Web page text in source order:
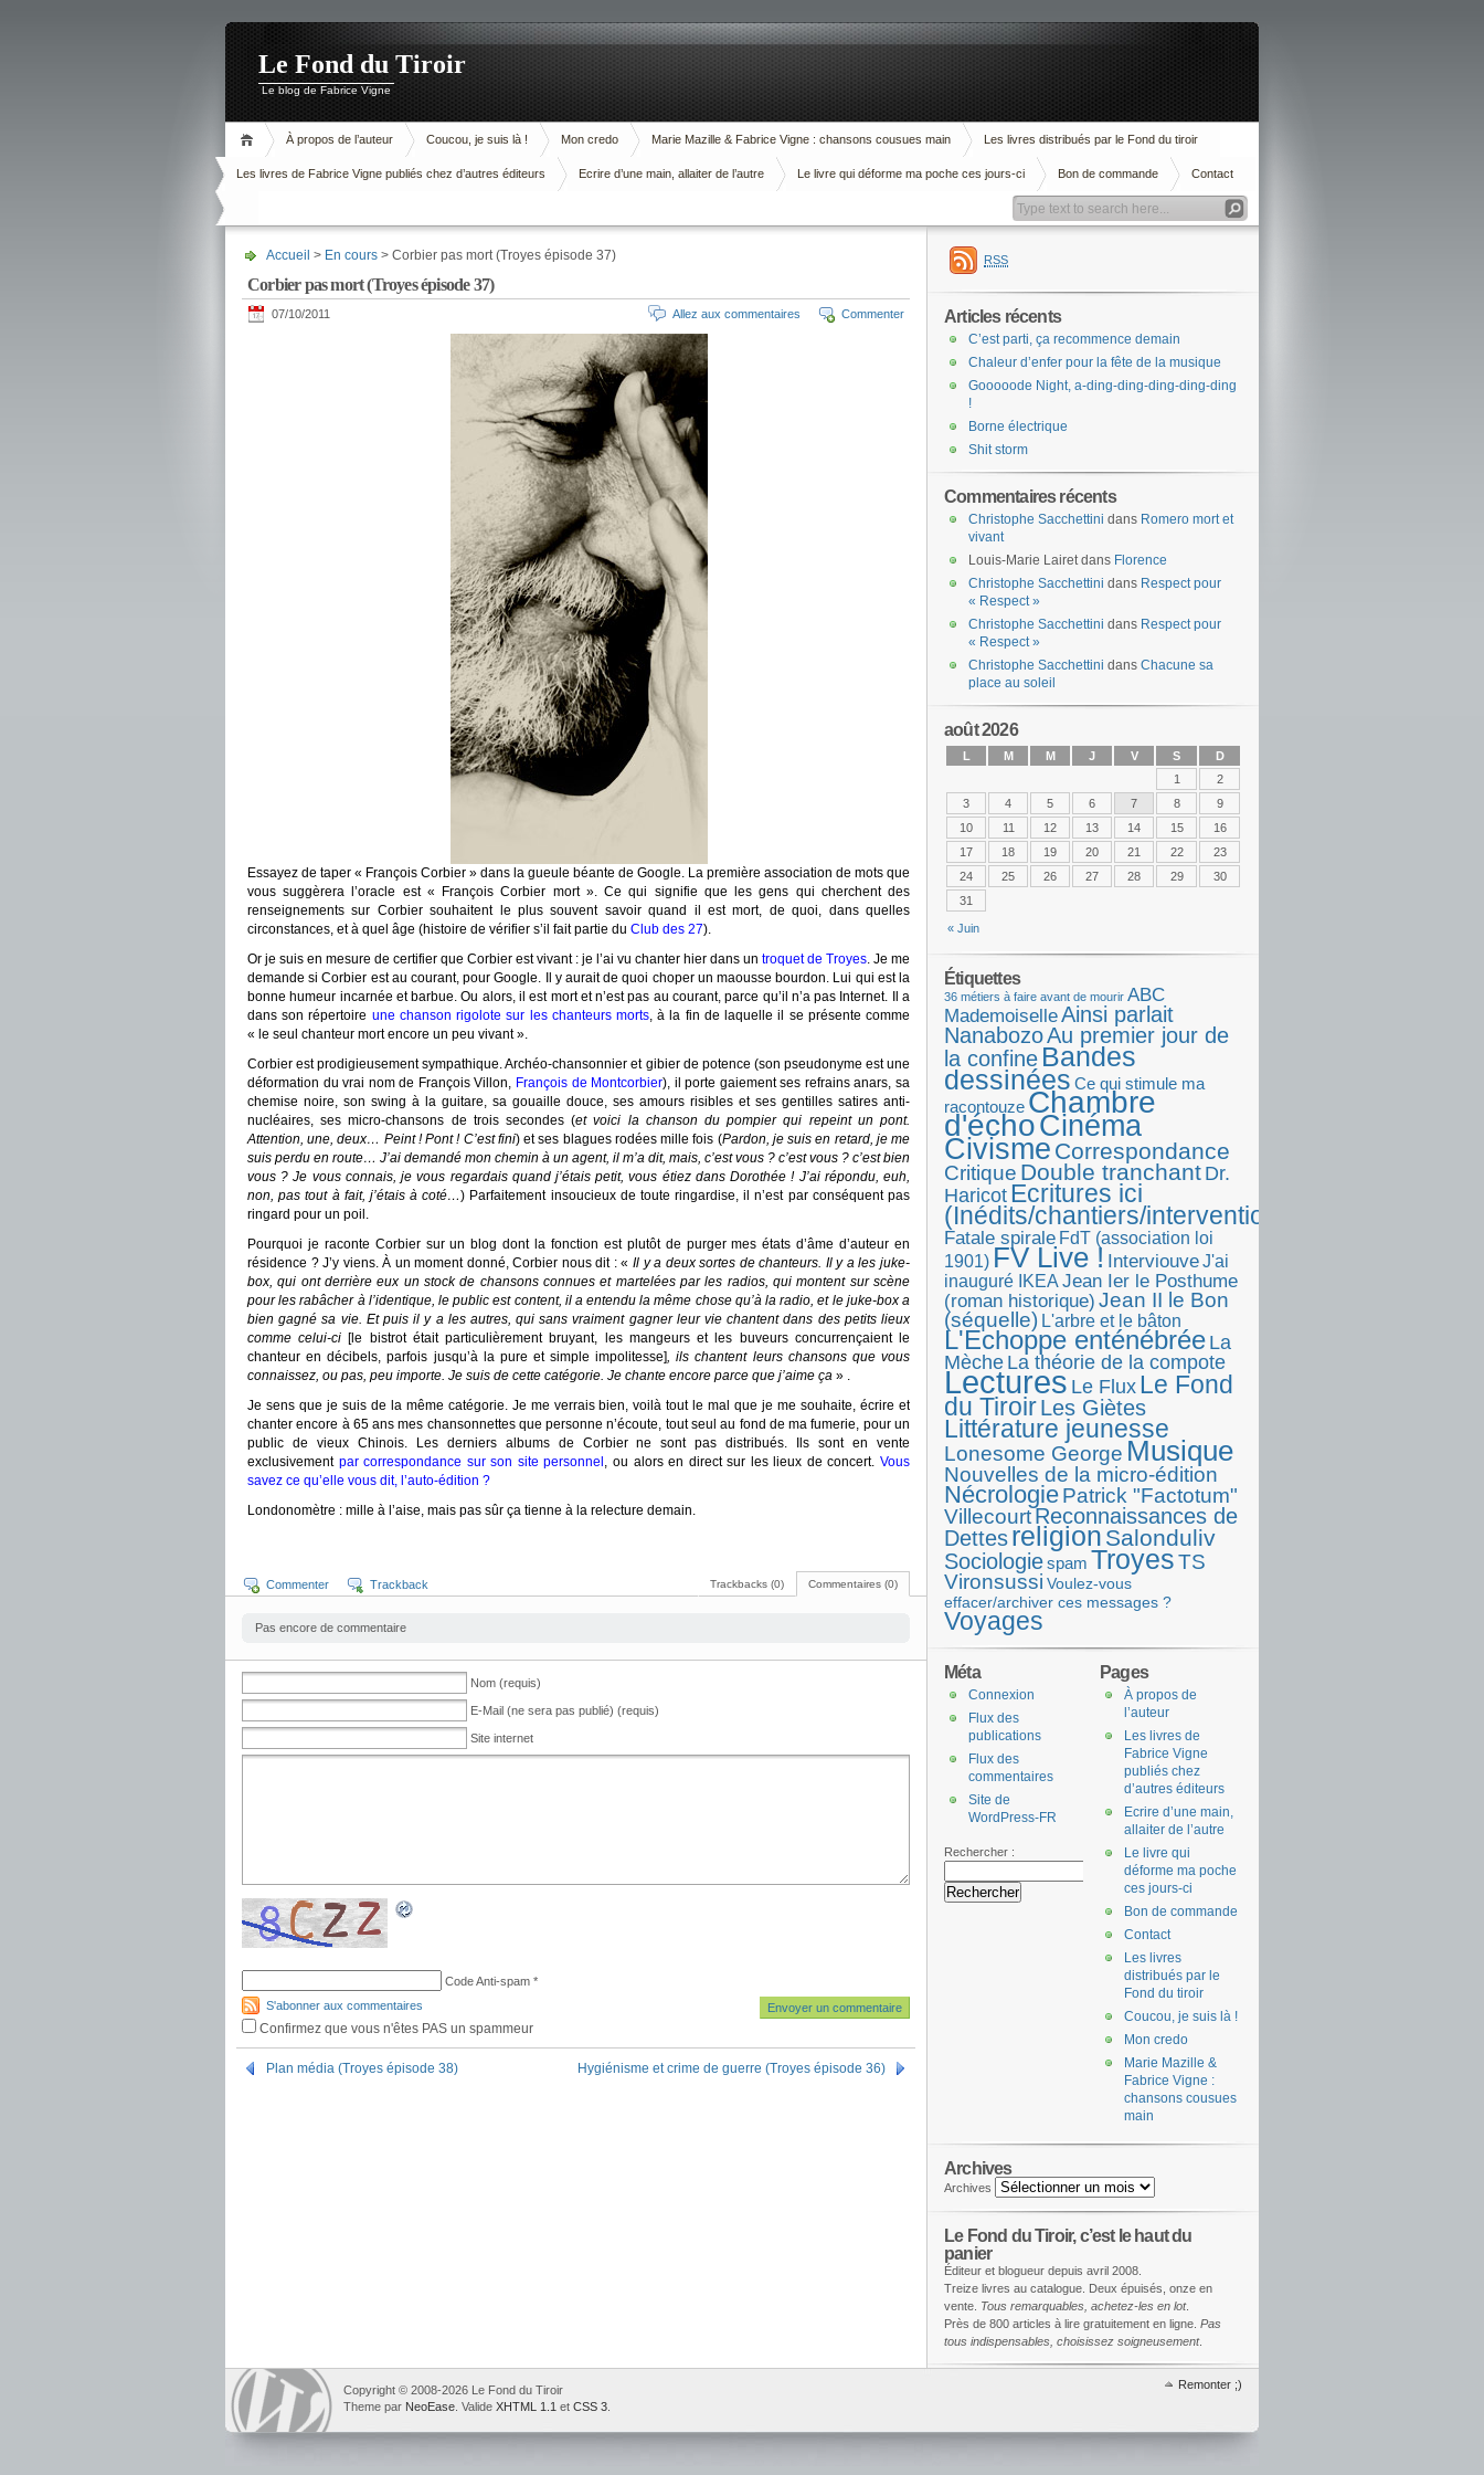
Le Fond du Tiroir
Le blog de Fabrice Vigne
À propos de l’auteur Coucou, je suis là ! Mon credo Marie Mazille & Fabrice Vigne : chansons cousues main Les livres distribués par le Fond du tiroir
Les livres de Fabrice Vigne publiés chez d’autres éditeurs Ecrire d’une main, allaiter de l’autre Le livre qui déforme ma poche ces jours-ci Bon de commande Contact
Accueil > En cours > Corbier pas mort (Troyes épisode 37)
Corbier pas mort (Troyes épisode 37)
07/10/2011 Commenter
Allez aux commentaires
Essayez de taper « François Corbier » dans la gueule béante de Google. La première association de mots que
vous suggèrera l’oracle est « François Corbier mort ». Ce qui signifie que les gens qui cherchent des
renseignements sur Corbier souhaitent le plus souvent savoir quand il est mort, de quoi, dans quelles
circonstances, et à quel âge (histoire de vérifier s’il fait partie du Club des 27).
Or je suis en mesure de certifier que Corbier est vivant : je l’ai vu chanter hier dans un troquet de Troyes. Je me
demande si Corbier est au courant, pour Google. Il y aurait de quoi choper un maousse bourdon. Lui qui est la
bonne humeur incarnée et barbue. Ou alors, il est mort et n’est pas au courant, parce qu’il n’a pas Internet. Il a
dans son répertoire une chanson rigolote sur les chanteurs morts, à la fin de laquelle il se présente comme
« le seul chanteur mort encore un peu vivant ».
Corbier est prodigieusement sympathique. Archéo-chansonnier et gibier de potence (son pseudonyme est une
déformation du vrai nom de François Villon, François de Montcorbier), il porte gaiement ses refrains anars, sa
chemise noire, son swing à la guitare, sa gouaille douce, ses amours risibles et ses gentilles satires anti-
nucléaires, ses micro-chansons de trois secondes (et voici la chanson du pompier qui repeint un pont.
Attention, une, deux… Peint ! Pont ! C’est fini) et ses blagues rodées mille fois (Pardon, je suis en retard, je me
suis perdu en route… J’ai demandé mon chemin à un agent, il m’a dit, mais, c’est vous ? c’est vous ? c’est bien
vous ? Je vous connais, je vous regardais quand j’étais petit, vous étiez dans Dorothée ! J’ai répondu, euh,
non, pas tout à fait, j’étais à coté…) Parfaitement insoucieux de toute ringardise, il n’est par conséquent pas
ringard pour un poil.
Pourquoi je raconte Corbier sur un blog dont la fonction est plutôt de purger mes états d’âme d’auteur en
résidence ? J’y viens. À un moment donné, Corbier nous dit : «Il y a deux sortes de chanteurs. Il y a les juke-
box, qui ont derrière eux un stock de chansons connues et martelées par les radios, qui montent sur scène
pour les rabâcher à l’identique, le public est content, il a entendu la même chose qu’à la radio, et le juke-box a
bien gagné sa vie. Et puis il y a les autres, qui sans vraiment gagner leur vie chantent dans des petits lieux
comme celui-ci [le bistrot était particulièrement bruyant, les mangeurs et les buveurs concurrençaient le
chanteur en décibels, parfois jusqu’à la pure et simple impolitesse], ils chantent leurs chansons que vous
connaissez, ou pas, peu importe. Je suis de cette catégorie. Je chante encore parce que j’aime ça » .
Je sens que je suis de la même catégorie. Je me verrais bien, voilà tout le mal que je me souhaite, écrire et
chanter encore à 65 ans mes chansonnettes que personne n’écoute, tout seul au fond de ma fumerie, pour un
public de vieux Chinois. Les derniers albums de Corbier ne sont pas distribués. Ils sont en vente
exclusivement par correspondance sur son site personnel , ou alors en direct sur les lieux de concert. Vous
savez ce qu’elle vous dit, l’auto-édition ?
Londonomètre : mille à l’aise, mais pas sûr ça tienne à la relecture demain.
Commentaires (0)
Trackbacks (0)
Commenter Trackback
Pas encore de commentaire
Nom (requis)
E-Mail (ne sera pas publié) (requis)
Site internet
Code Anti-spam *
S'abonner aux commentaires
Confirmez que vous n'êtes PAS un spammeur
Plan média (Troyes épisode 38) Hygiénisme et crime de guerre (Troyes épisode 36)
RSS
Articles récents
C’est parti, ça recommence demain
Chaleur d’enfer pour la fête de la musique
Gooooode Night, a-ding-ding-ding-ding-ding
!
Borne électrique
Shit storm
Commentaires récents
Christophe Sacchettini dans Romero mort et
vivant
Louis-Marie Lairetdans Florence
Christophe Sacchettini dans Respect pour
« Respect »
Christophe Sacchettini dans Respect pour
« Respect »
Christophe Sacchettini dans Chacune sa
place au soleil
août 2026
L M M J V S D
« Juin
1
2
3
4 5 6 7 8
9
10
11 12 13 14 15
16
17
18 19 20 21 22
23
24
25 26 27 28 29
30
31
Étiquettes
36 métiers à faire avant de mourir ABC
MademoiselleAinsi parlait
NanabozoAu premier jour de
la confine Bandes
dessinées Ce qui stimule ma
racontouze Chambre
d'échoCinéma
Civisme Correspondance
Critique Double tranchant Dr.
Haricot Ecritures ici
(Inédits/chantiers/interventions)
Fatale spirale FdT (association loi
1901) FV Live ! InterviouveJ'ai
inauguré IKEA Jean Ier le Posthume
(roman historique) Jean II le Bon
(séquelle) L'arbre et le bâton
L'Echoppe enténébrée La
Mèche La théorie de la compote
LecturesLe FluxLe Fond
du TiroirLes Giètes
Littérature jeunesse
Lonesome George Musique
Nouvelles de la micro-édition
NécrologiePatrick "Factotum"
VillecourtReconnaissances de
Dettesreligion Salonduliv
Sociologiespam TroyesTS
Vironsussi Voulez-vous
effacer/archiver ces messages ?
Voyages
Pages
À propos de
l’auteur
Les livres de
Fabrice Vigne
publiés chez
d’autres éditeurs
Ecrire d’une main,
allaiter de l’autre
Le livre qui
déforme ma poche
ces jours-ci
Bon de commande
Contact
Les livres
distribués par le
Fond du tiroir
Coucou, je suis là !
Mon credo
Marie Mazille &
Fabrice Vigne :
chansons cousues
main
Méta
Connexion
Flux des
publications
Flux des
commentaires
Site de
WordPress-FR
Rechercher :
Archives
Archives
Le Fond du Tiroir, c’est le haut du
panier
Éditeur et blogueur depuis avril 2008.
Treize livres au catalogue. Deux épuisés, onze en
vente. Tous remarquables, achetez-les en lot.
Près de 800 articles à lire gratuitement en ligne. Pas
tous indispensables, choisissez soigneusement.
Remonter ;)
Copyright © 2008-2026 Le Fond du Tiroir
Theme par NeoEase . Valide XHTML 1.1 et CSS 3